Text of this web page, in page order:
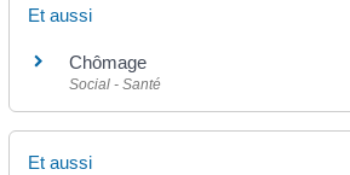
Et aussi
Chômage
Social - Santé
Et aussi